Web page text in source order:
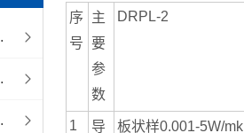
序
号
主
要
参
数
DRPL-2
1
导
板状样0.001-5W/